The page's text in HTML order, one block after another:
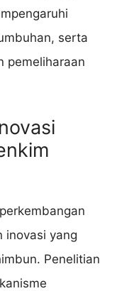
serta
pemeliharaan
inovasi yang
Penelitian